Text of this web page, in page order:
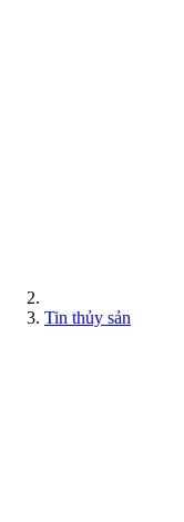
Tin thủy sản